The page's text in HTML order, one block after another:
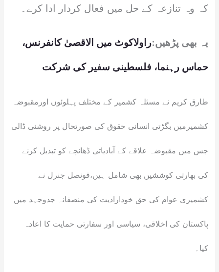
کہ وہ تنازعہ کے حل میں فعال کردار ادا کرے۔
یہ بھی پڑھیں:راولاکوٹ میں الاقصیٰ کانفرنس،
حماس رہنما، فلسطینی سفیر کی شرکت
طارق کریم نے مسئلہ کشمیر کے مختلف پہلوئوں اورمقبوضہ
کشمیرمیں بگڑتی انسانی حقوق کی صورتحال پر روشنی ڈالی
جس میں مقبوضہ علاقے کے آبادیاتی ڈھانچے کو تبدیل کرنے
کی بھارتی کوششیں بھی شامل ہیں،قونصل جنرل نے
کشمیری عوام کی حق خودارادیت کی منصفانہ جدوجہد میں
پاکستان کی اخلاقی، سیاسی اور سفارتی حمایت کا اعادہ
کیا۔